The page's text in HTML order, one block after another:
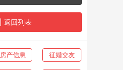
返回列表
房产信息 征婚交友